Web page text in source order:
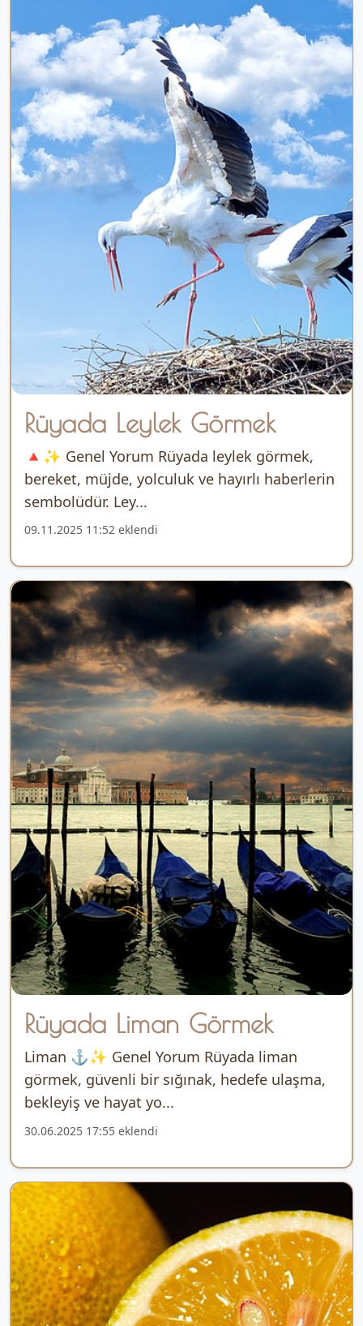
Rüyada Leylek Görmek
🔺✨ Genel Yorum Rüyada leylek görmek,
bereket, müjde, yolculuk ve hayırlı haberlerin
sembolüdür. Ley...
09.11.2025 11:52 eklendi
Rüyada Liman Görmek
Liman ⚓✨ Genel Yorum Rüyada liman
görmek, güvenli bir sığınak, hedefe ulaşma,
bekleyiş ve hayat yo...
30.06.2025 17:55 eklendi